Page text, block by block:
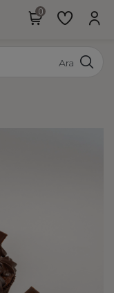
Ara